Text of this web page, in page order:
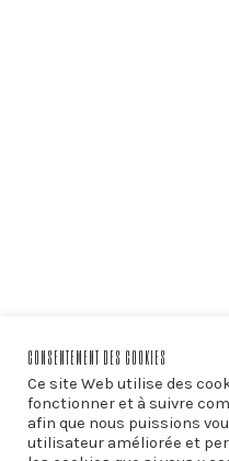
PRÉCÉDENT
CONSENTEMENT DES COOKIES
Ce site Web utilise des
fonctionner et à suivre
afin que nous puissions
utilisateur améliorée et